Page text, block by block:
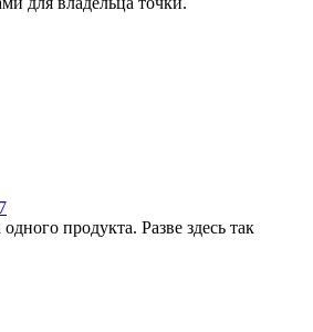
продукта. Разве здесь так